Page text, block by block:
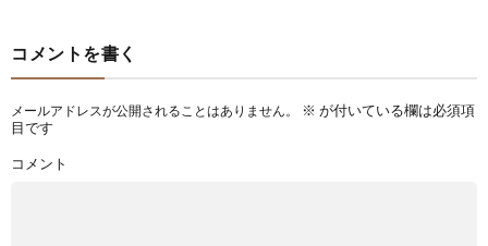
コメントを書く
メールアドレスが公開されることはありません。 ※ が付いている欄は必須項
目です
コメント